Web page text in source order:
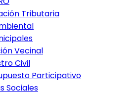
Tributaria
Vecinal
Civil
Participativo
Sociales